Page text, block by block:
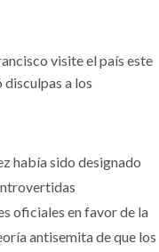
visite el país este
a los
había sido designado
oficiales en favor de la
antisemita de que los